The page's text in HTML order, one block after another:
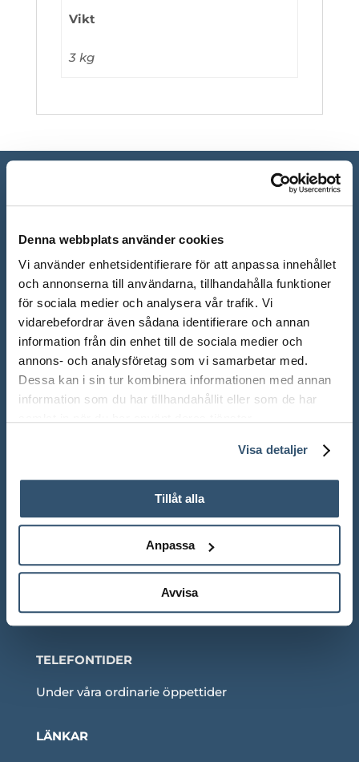
Denna webbplats använder cookies
Vi använder enhetsidentifierare för att anpassa innehållet
och annonserna till användarna, tillhandahålla funktioner
för sociala medier och analysera vår trafik. Vi
vidarebefordrar även sådana identifierare och annan
information från din enhet till de sociala medier och
annons- och analysföretag som vi samarbetar med.
Dessa kan i sin tur kombinera informationen med annan
information som du har tillhandahållit eller som de har
Visa detaljer
Tillåt alla
Anpassa
Avvisa
Vikt
3 kg
ÖPPETTIDER SHOWROOM
Mån-Fre: 10.00 – 18.00
Lör: 10.00 – 13.00
Adress: Ådalsvägen 271, 265 90 Åstorp
Telefon: 042 – 22 55 59
TELEFONTIDER
Under våra ordinarie öppettider
LÄNKAR